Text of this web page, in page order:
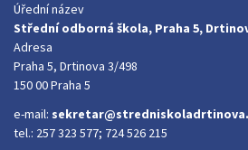
Úřední název
Střední odborná škola, Praha 5,
Adresa
Praha 5, Drtinova 3/498
150 00 Praha 5
e-mail:
tel.: 257 323 577; 724 526 215